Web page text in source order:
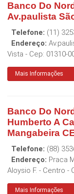
Banco Do
Av.paulista
Telefone: (11)
Endereço:
Vista - Cep: 01310-
Mais Informações
Banco Do
Humberto A
Mangabeira
Telefone: (88)
Endereço: Praca
Aloysio F. - Centro -
Mais Informações